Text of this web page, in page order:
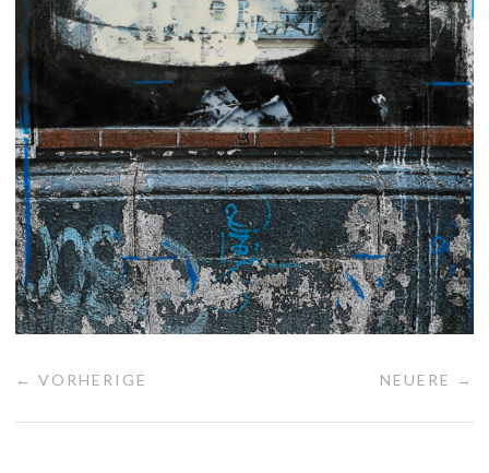
← VORHERIGE NEUERE →